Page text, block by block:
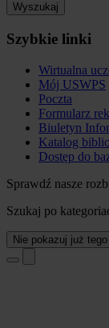
Wyszukaj
Szybkie linki
Wirtualna
Mój USWPS
Poczta
Formularz
Biuletyn
Katalog
Dostęp do
Sprawdź nasze
Szukaj po
Nie pokazuj już